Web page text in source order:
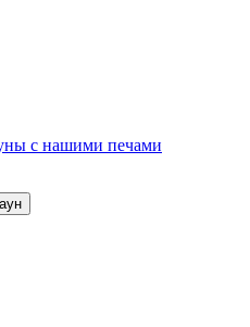
с нашими печами